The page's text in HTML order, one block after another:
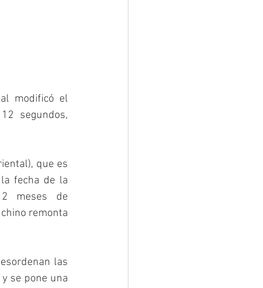
modificó el
segundos,
que es
fecha de la
meses de
remonta
las
se pone una